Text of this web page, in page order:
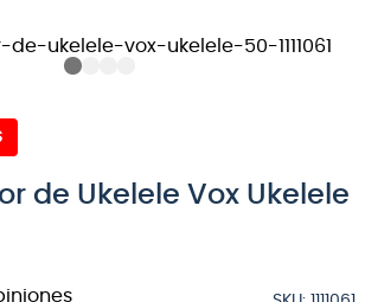
de Ukelele Vox Ukelele